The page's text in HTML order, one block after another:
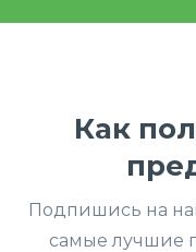
Как
Подпишись на
самые лучшие